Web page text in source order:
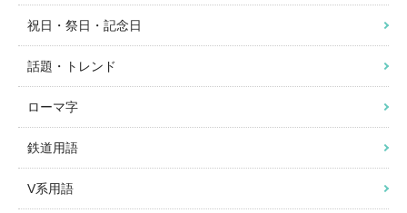
祝日・祭日・記念日
話題・トレンド
ローマ字
鉄道用語
V系用語